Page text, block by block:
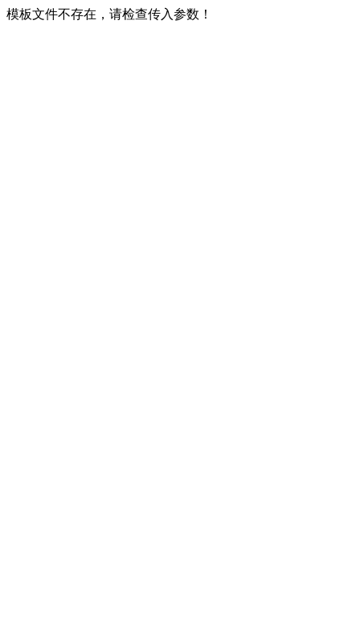
模板文件不存在，请检查传入参数！